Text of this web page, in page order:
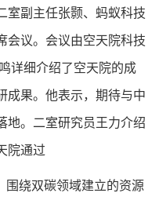
室副主任张颢、蚂蚁科技
会议。会议由空天院科技
详细介绍了空天院的成
成果。他表示，期待与中
地。二室研究员王力介绍
院通过
围绕双碳领域建立的资源